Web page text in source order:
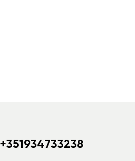
+351934733238